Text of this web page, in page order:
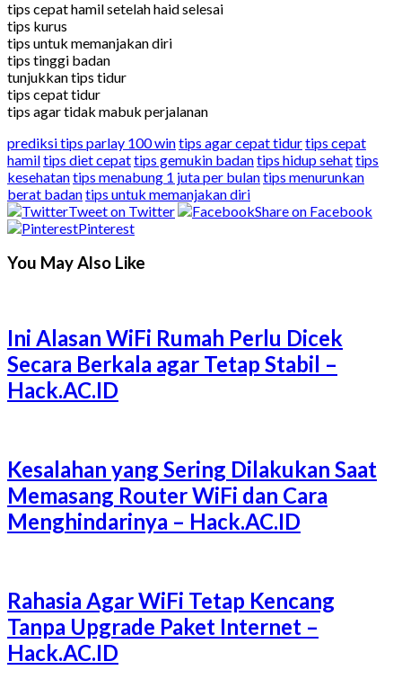
tips cepat hamil setelah haid selesai
tips kurus
tips untuk memanjakan diri
tips tinggi badan
tunjukkan tips tidur
tips cepat tidur
tips agar tidak mabuk perjalanan
prediksi tips parlay 100 wintips agar cepat tidurtips cepat
hamiltips diet cepattips gemukin badantips hidup sehattips
kesehatantips menabung 1 juta per bulantips menurunkan
berat badantips untuk memanjakan diri
Tweet on Twitter
Share on Facebook
Pinterest
You May Also Like
Ini Alasan WiFi Rumah Perlu Dicek
Secara Berkala agar Tetap Stabil –
Hack.AC.ID
Kesalahan yang Sering Dilakukan Saat
Memasang Router WiFi dan Cara
Menghindarinya – Hack.AC.ID
Rahasia Agar WiFi Tetap Kencang
Tanpa Upgrade Paket Internet –
Hack.AC.ID